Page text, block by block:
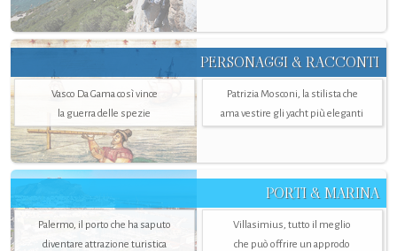
PERSONAGGI & RACCONTI
Vasco Da Gama così vince
la guerra delle spezie
Patrizia Mosconi, la stilista che
ama vestire gli yacht più eleganti
PORTI & MARINA
Palermo, il porto che ha saputo
diventare attrazione turistica
Villasimius, tutto il meglio
che può offrire un approdo